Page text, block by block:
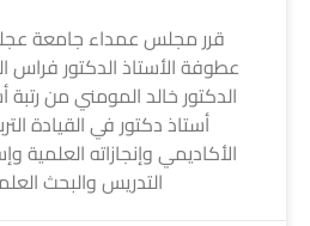
قرر مجلس عمداء جامعة
عطوفة الأستاذ الدكتور فراس
الدكتور خالد المومني من رتبة
أستاذ دكتور في القيادة
الأكاديمي وإنجازاته
التدريس والبحث